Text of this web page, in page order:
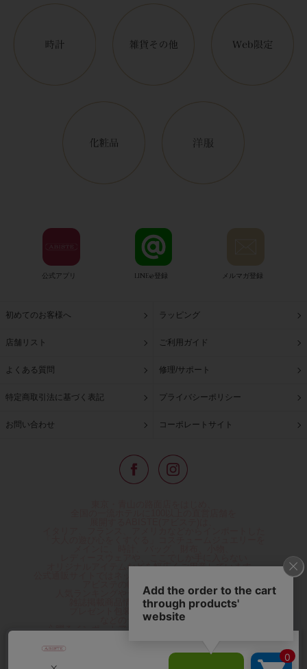
公式アプリ LINE@登録 メルマガ登録
初めてのお客様へ ラッピング
店舗リスト ご利用ガイド
よくある質問 修理/サポート
特定商取引法に基づく表記 プライバシーポリシー
お問い合わせ コーポレートサイト
オリジナルアイテムなどを幅広くご用意しています。
アビステの幅広い商品を取り揃え、
人気ランキングやテレビなどメディア着用商品、
雑誌掲載商品情報を紹介するコンテンツ、
プレゼント包装無料や独自のポイント還元
などのサービスをご提供。
心躍るインポートアクセサリーや時計、小物などで、
夢やときめきを与えられるよう願っています。
◆ギフトラッピング無料/11,000円以上のご注文で送料無料◆